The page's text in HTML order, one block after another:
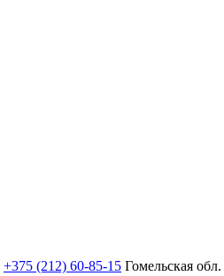
+375 (212) 60-85-15 Гомельская обл.